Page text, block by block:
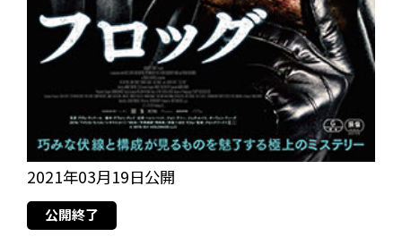
2021年03月19日公開
公開終了